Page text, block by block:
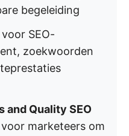
begeleiding
SEO-
zoekwoorden
and Quality SEO
marketeers om